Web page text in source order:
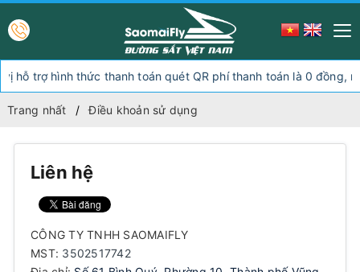
hình thức thanh toán quét QR phí thanh toán là 0 đồng, ngoài
Trang nhất Điều khoản sử dụng
Liên hệ
CÔNG TY TNHH SAOMAIFLY
MST: 3502517742